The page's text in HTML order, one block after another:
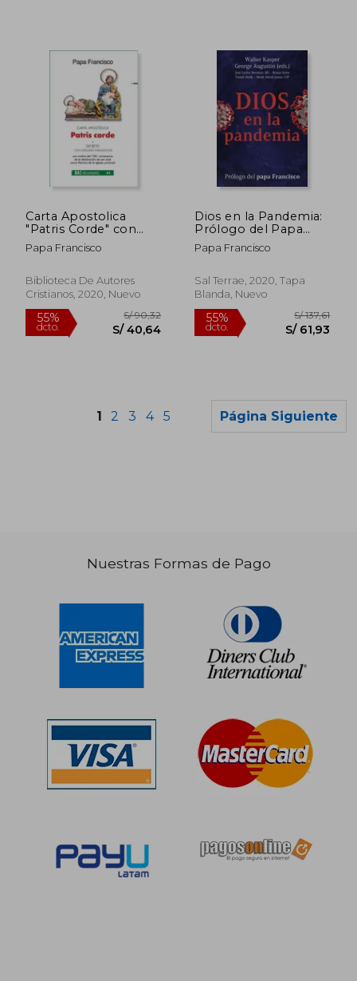
S/
S/ 63,49
Carta Apostolica
"Patris Corde" con
Motivo del 150. º
Aniversario de la
Jose Como Patrono
de la Iglesia Universal
Papa Francisco
Biblioteca De Autores
Cristianos, 2020, Nuevo
Dios en la Pandemia:
Prólogo del Papa
Francisco
Papa Francisco
Sal Terrae, 2020, Tapa
Blanda, Nuevo
1 2 3 4 5 Página Siguiente
Nuestras Formas de Pago